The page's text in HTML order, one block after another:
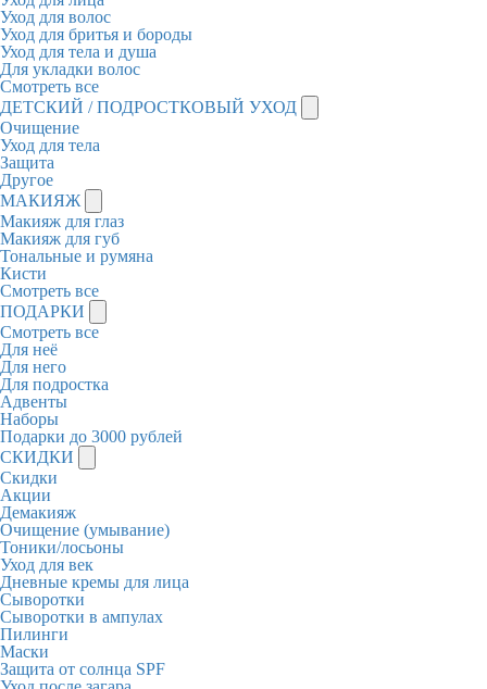
Уход для волос
Уход для бритья и бороды
Уход для тела и душа
Для укладки волос
Смотреть все
ДЕТСКИЙ / ПОДРОСТКОВЫЙ УХОД
Очищение
Уход для тела
Защита
Другое
МАКИЯЖ
Макияж для глаз
Макияж для губ
Тональные и румяна
Кисти
Смотреть все
ПОДАРКИ
Смотреть все
Для неё
Для него
Для подростка
Адвенты
Наборы
Подарки до 3000 рублей
СКИДКИ
Скидки
Акции
Демакияж
Очищение (умывание)
Тоники/лосьоны
Уход для век
Дневные кремы для лица
Сыворотки
Сыворотки в ампулах
Пилинги
Маски
Защита от солнца SPF